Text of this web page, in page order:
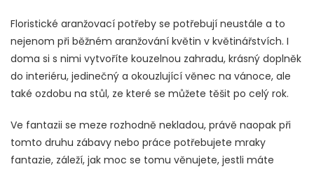
Floristické aranžovací potřeby se potřebují neustále a to
nejenom při běžném aranžování květin v květinářstvích. I
doma si s nimi vytvoříte kouzelnou zahradu, krásný doplněk
do interiéru, jedinečný a okouzlující věnec na vánoce, ale
také ozdobu na stůl, ze které se můžete těšit po celý rok.
Ve fantazii se meze rozhodně nekladou, právě naopak při
tomto druhu zábavy nebo práce potřebujete mraky
fantazie, záleží, jak moc se tomu věnujete, jestli máte